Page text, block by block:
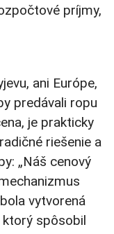
príjmy,
ani Európe,
predávali ropu
je prakticky
riešenie a
„Náš cenový
vytvorená
spôsobil